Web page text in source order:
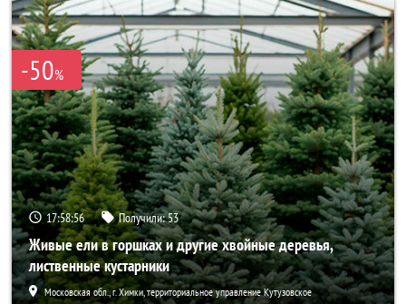
-50%
17:58:55 Получили:53
Живые ели в горшках и другие хвойные деревья,
лиственные кустарники
Московская обл., г. Химки, территориальное управление Кутузовское